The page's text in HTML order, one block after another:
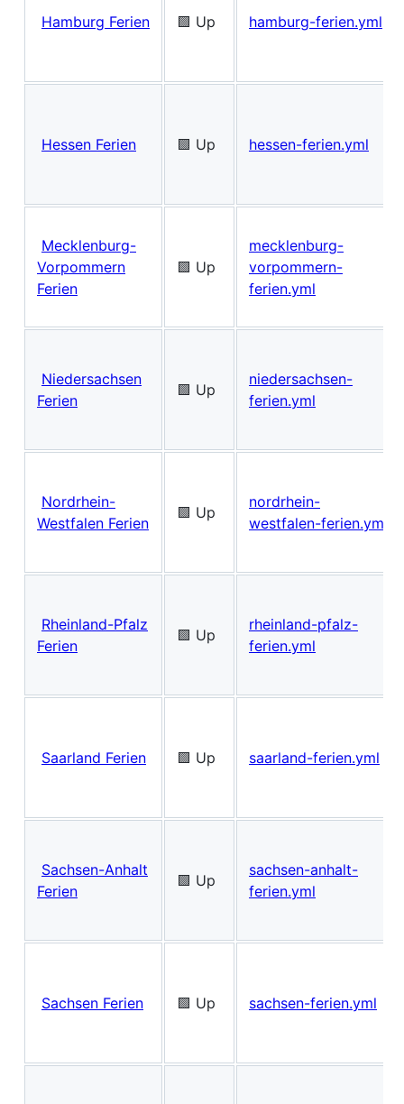
Hamburg Ferien 🟩 Up hamburg-ferien.yml
Hessen Ferien 🟩 Up hessen-ferien.yml
Mecklenburg-
Vorpommern
Ferien
🟩 Up
mecklenburg-
vorpommern-
ferien.yml
Niedersachsen
Ferien
🟩 Up
niedersachsen-
ferien.yml
Nordrhein-
Westfalen Ferien
🟩 Up
nordrhein-
westfalen-ferien.yml
Rheinland-Pfalz
Ferien
🟩 Up
rheinland-pfalz-
ferien.yml
Saarland Ferien 🟩 Up saarland-ferien.yml
Sachsen-Anhalt
Ferien
🟩 Up
sachsen-anhalt-
ferien.yml
Sachsen Ferien 🟩 Up sachsen-ferien.yml